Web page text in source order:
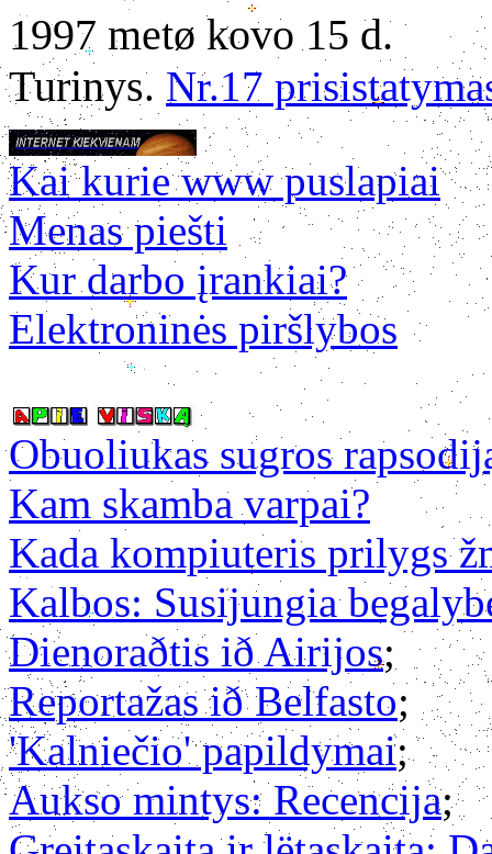
1997 metø kovo 15 d.
Turinys. Nr.17
Kai kurie www puslapiai
Menas piešti
Kur darbo įrankiai?
Elektroninės piršlybos
Obuoliukas sugros
Kam skamba varpai?
Kada kompiuteris prilygs
Kalbos: Susijungia
Dienoraðtis ið Airijos;
Reportažas ið Belfasto;
'Kalniečio' papildymai;
Aukso mintys: Recencija;